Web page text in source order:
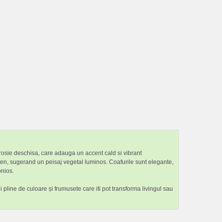
deschisa, care adauga un accent cald si vibrant
sugerand un peisaj vegetal luminos. Coafurile sunt elegante,
pline de culoare și frumusete care iti pot transforma livingul sau